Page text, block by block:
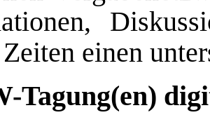
einen
Tagung(en)